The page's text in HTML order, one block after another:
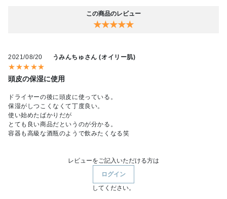
この商品のレビュー
★★★★★
2021/08/20 うみんちゅさん (オイリー肌)
★★★★★
頭皮の保湿に使用
ドライヤーの後に頭皮に使っている。
保湿がしつこくなくて丁度良い。
使い始めたばかりだが
とても良い商品だというのが分かる。
容器も高級な酒瓶のようで飲みたくなる笑
レビューをご記入いただける方は
ログイン
してください。